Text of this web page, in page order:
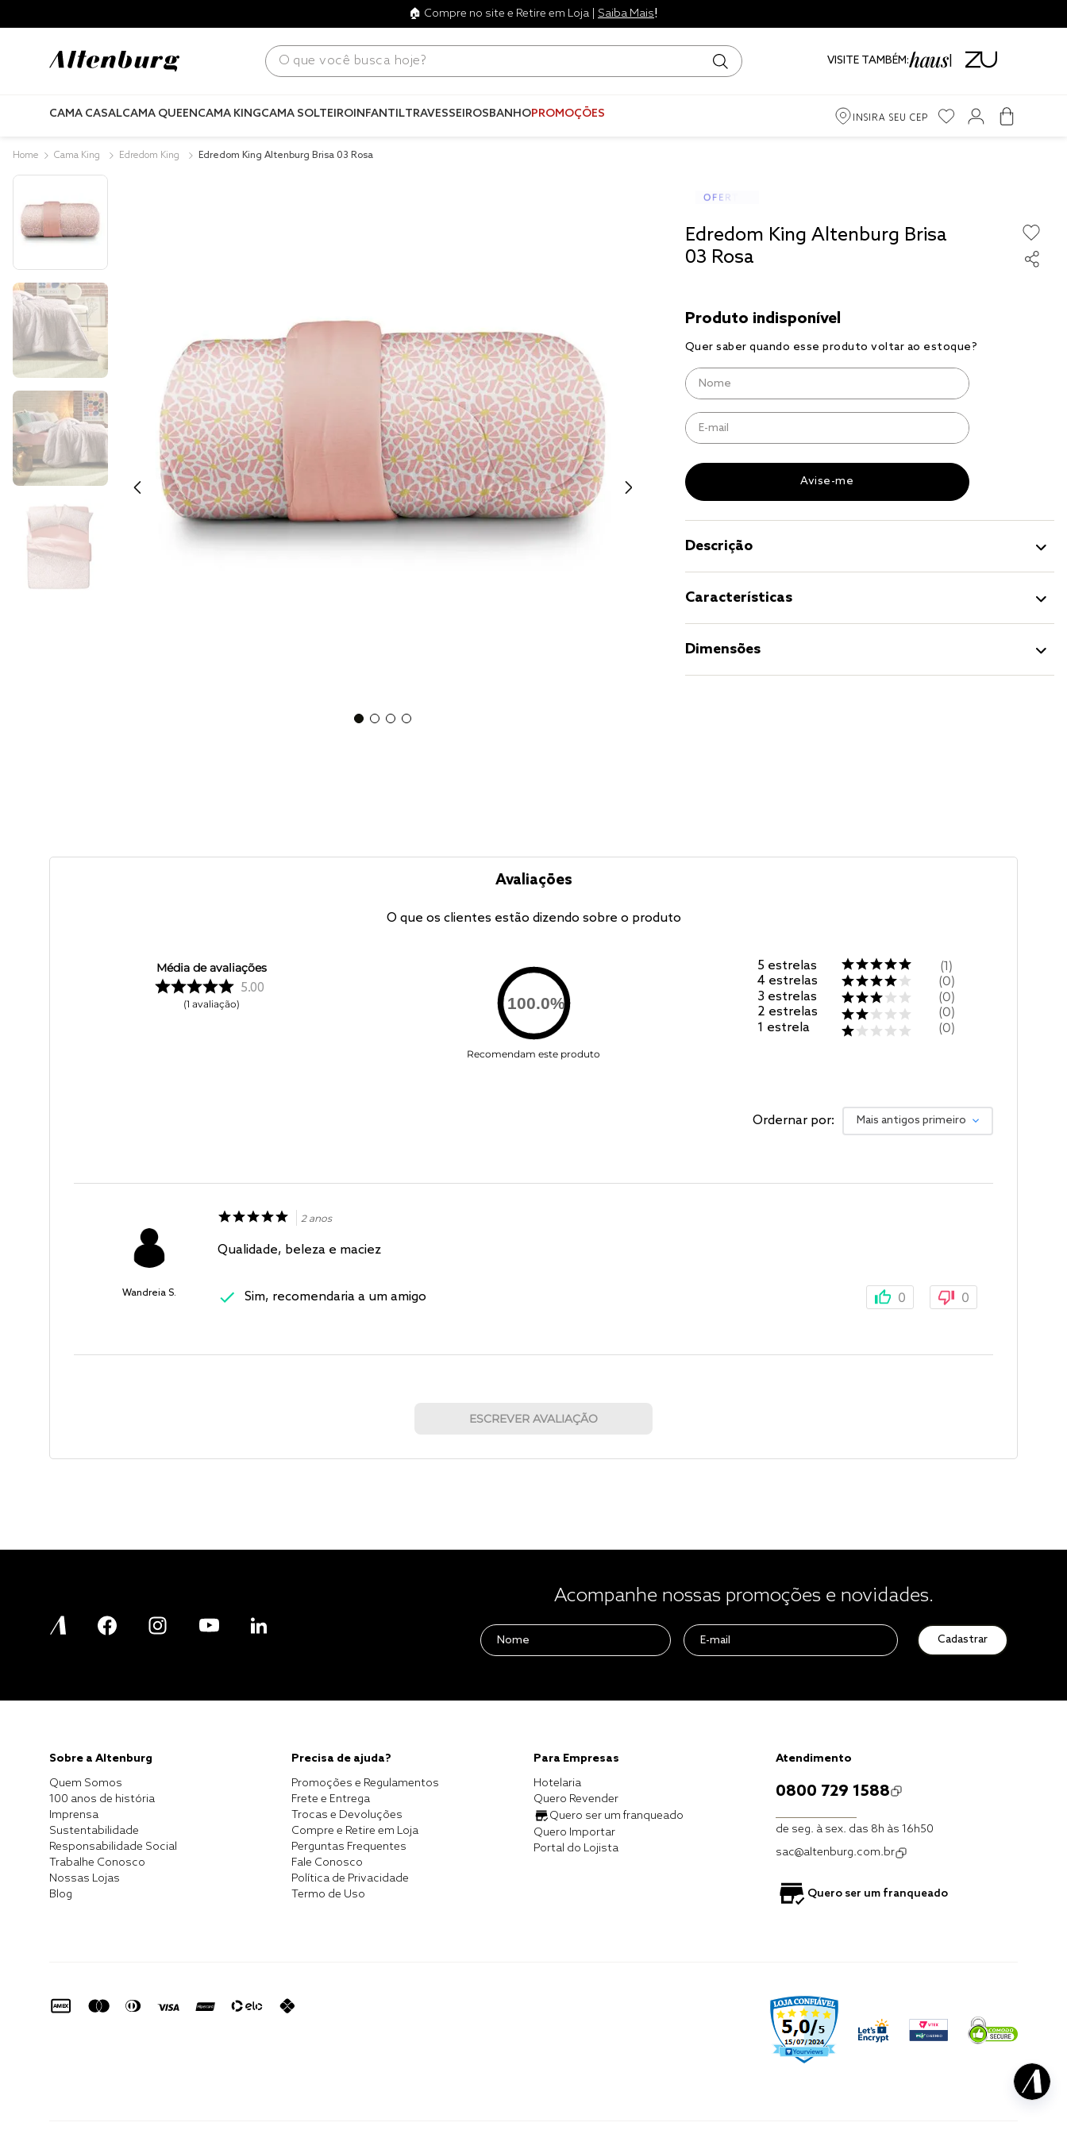
🏠 Compre no site e Retire em Loja | Saiba Mais!
O que você busca hoje?
VISITE TAMBÉM:
CAMA CASALCAMA QUEENCAMA KINGCAMA SOLTEIROINFANTILTRAVESSEIROSBANHOPROMOÇÕES INSIRA SEU CEP
Cama King Edredom King Edredom King Altenburg Brisa 03 Rosa
Edredom King Altenburg Brisa
03 Rosa
Descrição
Características
Dimensões
Avaliações
O que os clientes estão dizendo sobre o produto
Média de avaliações
5.00
1 avaliação 100.0%
Recomendam este produto
5 estrelas
4 estrelas
3 estrelas
2 estrelas
1 estrela
1
0
0
0
0
Ordernar por: Mais antigos primeiro
Wandreia S.
2 anos
Qualidade, beleza e maciez
Sim, recomendaria a um amigo 0 0
ESCREVER AVALIAÇÃO
Acompanhe nossas promoções e novidades.
Cadastrar
Sobre a Altenburg
Quem Somos
100 anos de história
Imprensa
Sustentabilidade
Responsabilidade Social
Trabalhe Conosco
Nossas Lojas
Blog
Precisa de ajuda?
Promoções e Regulamentos
Frete e Entrega
Trocas e Devoluções
Compre e Retire em Loja
Perguntas Frequentes
Fale Conosco
Política de Privacidade
Termo de Uso
Para Empresas
Hotelaria
Quero Revender
Quero ser um franqueado
Quero Importar
Portal do Lojista
Atendimento
0800 729 1588
de seg. à sex. das 8h às 16h50
sac@altenburg.com.br
Quero ser um franqueado
jogos cama
cobertor
jogo cama